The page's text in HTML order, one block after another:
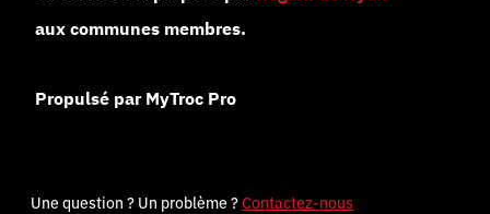
aux communes membres.
Propulsé par MyTroc Pro
Une question ? Un problème ?Contactez-nous